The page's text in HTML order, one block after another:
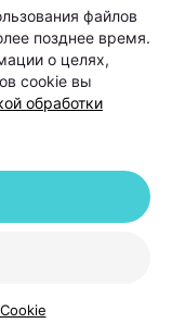
процесс
работа с
соблюдать
пациентам
и сауны;
файлов
позднее время.
о целях,
cookie вы
обработки